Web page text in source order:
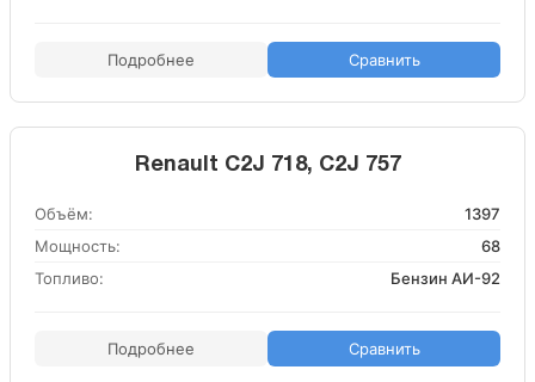
Подробнее Сравнить
Renault C2J 718, C2J 757
Объём:
1397
Мощность:
68
Топливо:
Бензин АИ-92
Подробнее Сравнить